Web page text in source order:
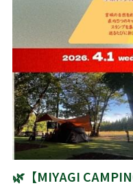
🌿【MIYAGI